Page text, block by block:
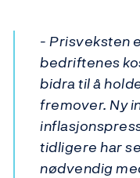
- Prisveksten
bedriftenes
bidra til å
fremover. Ny
tidligere har
nødvendig